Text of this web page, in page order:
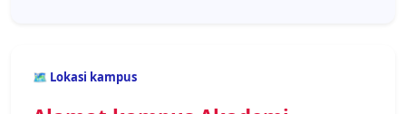
🗺️ Lokasi kampus